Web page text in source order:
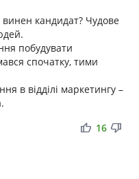
кандидат? Чудове
побудувати
спочатку, тими
в відділі маркетингу –
thumb_up thumb_down
16